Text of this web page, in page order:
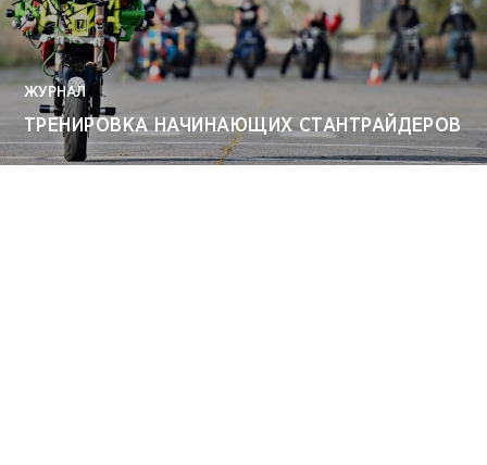
ЖУРНАЛ
ТРЕНИРОВКА НАЧИНАЮЩИХ СТАНТРАЙДЕРОВ